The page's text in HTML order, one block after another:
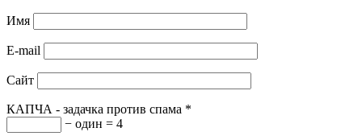
Имя
E-mail
Сайт
КАПЧА - задачка против спама *
− один = 4